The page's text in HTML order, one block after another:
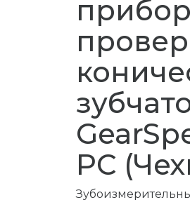
PC